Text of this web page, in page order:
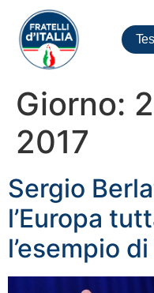
Giorno:
2017
Sergio
l’Europa
l’esempio